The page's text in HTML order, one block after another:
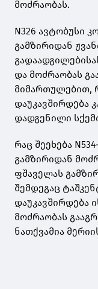
მოძრაობას.
N326 ავტობუსი
გამზირიდან
და მოძრაობას
მიმართულებით,
დაუკავშირდება
დადგენილი
რაც შეეხება
გამზირიდან
ფშაველას
შემდეგაც
დაუკავშირდება
მოძრაობას
ნათქვამია